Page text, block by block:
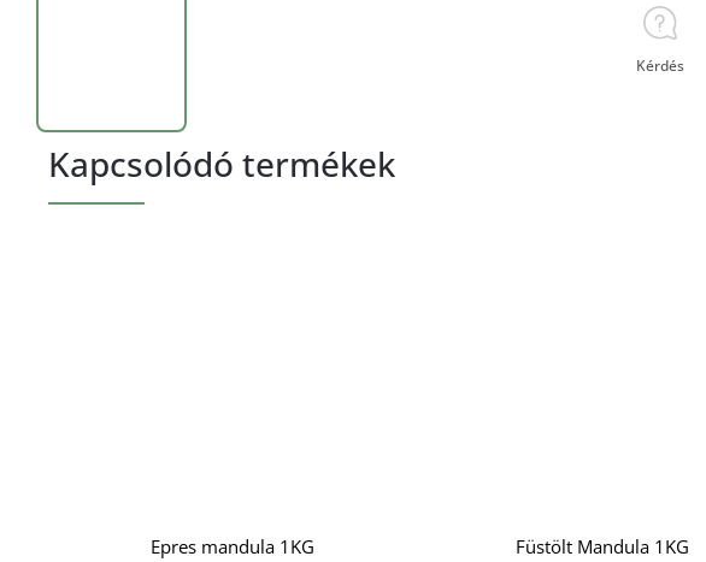
Kérdés
Kapcsolódó termékek
Epres mandula 1KG Füstölt Mandula 1KG